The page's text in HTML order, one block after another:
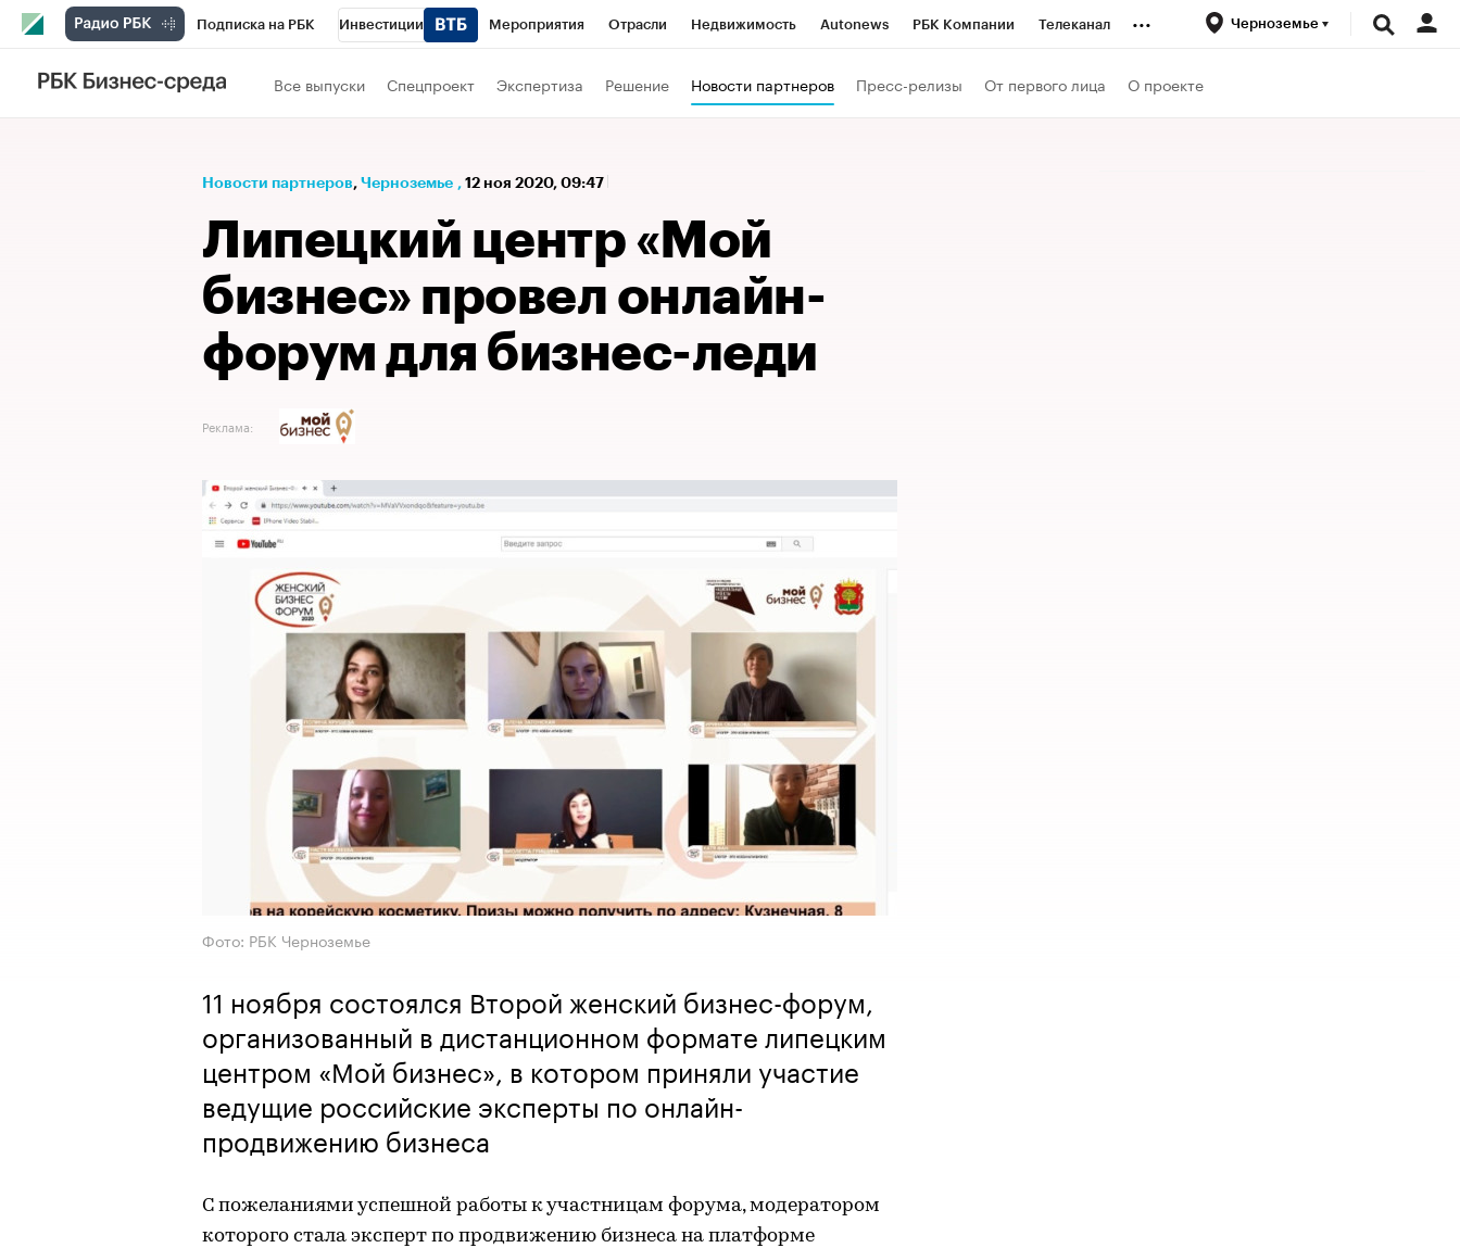
Подписка на РБК Инвестиции Мероприятия Отрасли Недвижимость Autonews РБК Компании Телеканал
РБК Вино
Проверка контрагентов Политика Технологии и медиа
... Черноземье
Все выпуски Спецпроект Экспертиза Решение Новости партнеров Пресс-релизы От первого лица О проекте
Новости партнеров⁠, Черноземье , 12 ноя 2020, 09:47
Липецкий центр «Мой
бизнес» провел онлайн-
форум для бизнес-леди
Реклама:
Фото: РБК Черноземье
11 ноября состоялся Второй женский бизнес-форум,
организованный в дистанционном формате липецким
центром «Мой бизнес», в котором приняли участие
ведущие российские эксперты по онлайн-
продвижению бизнеса
С пожеланиями успешной работы к участницам форума, модератором
которого стала эксперт по продвижению бизнеса на платформе